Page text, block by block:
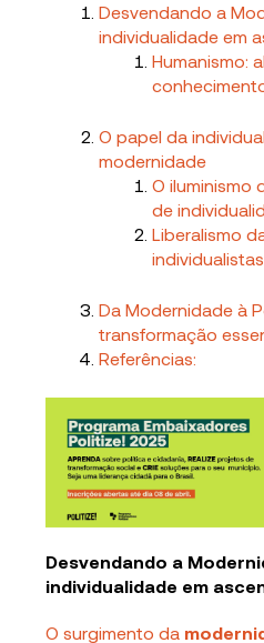
Desvendando a
individualidade em
Humanismo:
O papel da
modernidade
O iluminismo
de
Liberalismo
individualistas
Da Modernidade à
transformação
Referências:
Desvendando a
individualidade em
O surgimento da